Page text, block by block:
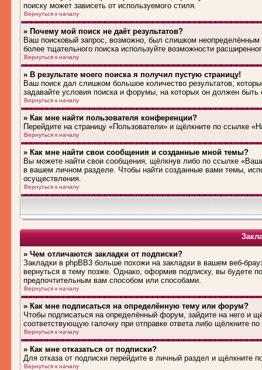
поиску может зависеть от используемого стиля.
Вернуться к началу
» Почему мой поиск не даёт результатов?
Ваш поисковый запрос, возможно, был слишком
более тщательного поиска используйте возможности
Вернуться к началу
» В результате моего поиска я получил пустую страницу!
Ваш поиск дал слишком большое количество результатов,
задавайте условия поиска и форумы, на которых он должен быть
Вернуться к началу
» Как мне найти пользователя конференции?
Перейдите на страницу «Пользователи» и щёлкните по ссылке
Вернуться к началу
» Как мне найти свои сообщения и созданные мной темы?
Вы можете найти свои сообщения, щёлкнув либо по ссылке
в вашем личном разделе. Чтобы найти созданные вами темы,
осуществления.
Вернуться к началу
» Чем отличаются закладки от подписки?
Закладки в phpBB3 больше похожи на закладки в вашем веб-
вернуться в тему позже. Однако, оформив подписку, вы будете
предпочтительным вам способом или способами.
Вернуться к началу
» Как мне подписаться на определённую тему или форум?
Чтобы подписаться на определённый форум, зайдите на него и
соответствующую галочку при отправке ответа либо щёлкните
Вернуться к началу
» Как мне отказаться от подписки?
Для отказа от подписки перейдите в личный раздел и щёлкните
Вернуться к началу